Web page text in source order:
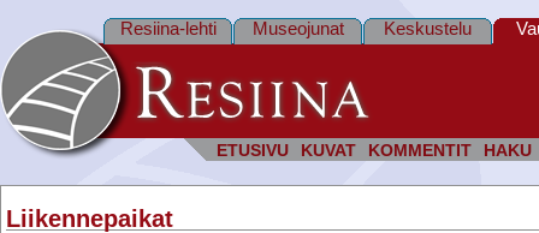
ETUSIVU KUVAT KOMMENTIT HAKU
Resiina-lehti Museojunat Keskustelu
Liikennepaikat